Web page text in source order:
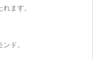
ます。
ド。